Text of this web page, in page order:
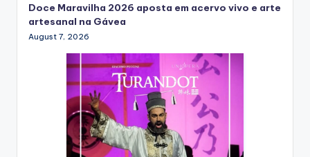
Doce Maravilha 2026 aposta em acervo vivo e arte
artesanal na Gávea
August 7, 2026